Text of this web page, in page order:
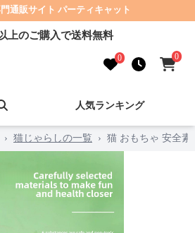
通販サイト パーティキャット
上のご購入で送料無料
0 0
人気ランキング
› 猫じゃらしの一覧 › 猫 おもちゃ 安全素